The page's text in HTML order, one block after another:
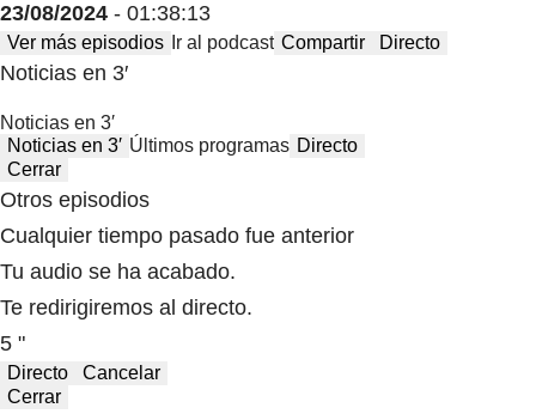
23/08/2024 - 01:38:13
Ver más episodios Ir al podcast Compartir Directo
Noticias en 3′
Noticias en 3′
Noticias en 3′ Últimos programas Directo
Cerrar
Otros episodios
Cualquier tiempo pasado fue anterior
Tu audio se ha acabado.
Te redirigiremos al directo.
5 "
Directo
Cancelar
Cerrar